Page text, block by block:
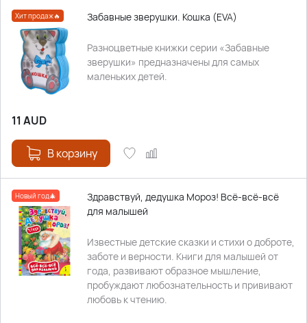
Хит продаж🔥 Забавные зверушки. Кошка (EVA)
Разноцветные книжки серии «Забавные
зверушки» предназначены для самых
маленьких детей.
11 AUD
В корзину
Новый год🎄
Здравствуй, дедушка Мороз! Всё-всё-всё
для малышей
Известные детские сказки и стихи о доброте,
заботе и верности. Книги для малышей от
года, развивают образное мышление,
пробуждают любознательность и прививают
любовь к чтению.